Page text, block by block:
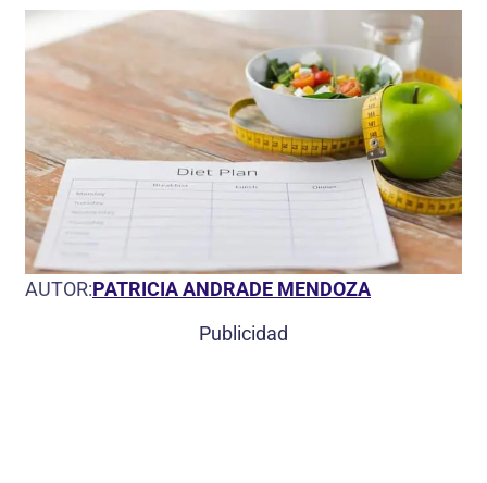
AUTOR:PATRICIA ANDRADE MENDOZA
Publicidad